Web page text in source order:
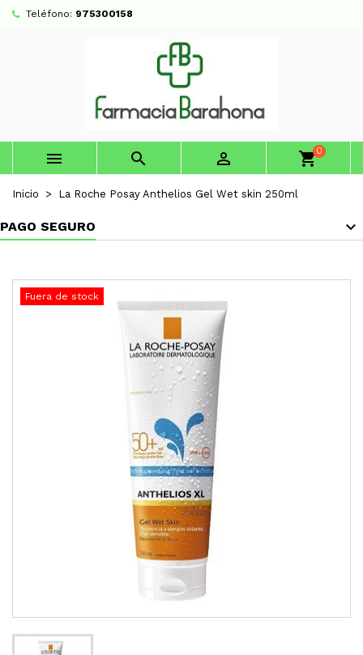
Teléfono: 975300158
   shopping_cart0
Inicio La Roche Posay Anthelios Gel Wet skin 250ml
PAGO SEGURO
Fuera de stock